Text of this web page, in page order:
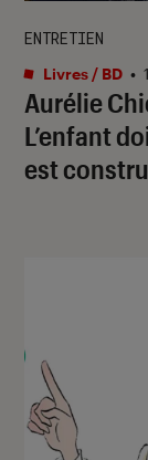
Aurélie
L’enfant
est
ENTRETIEN
Livres / BD •